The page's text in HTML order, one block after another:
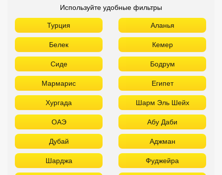
Используйте удобные фильтры
Турция Аланья
Белек Кемер
Сиде Бодрум
Мармарис Египет
Хургада Шарм Эль Шейх
ОАЭ Абу Даби
Дубай Аджман
Шарджа Фуджейра